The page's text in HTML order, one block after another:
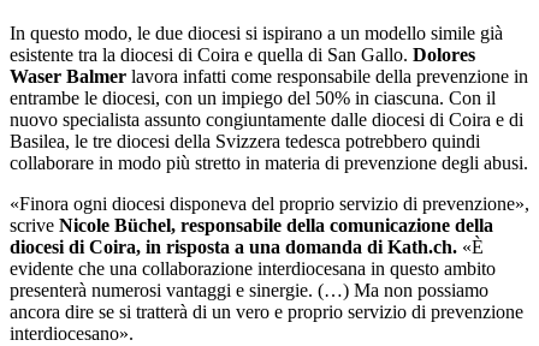
In questo modo, le due diocesi si ispirano a un modello simile già
esistente tra la diocesi di Coira e quella di San Gallo. Dolores
Waser Balmer lavora infatti come responsabile della prevenzione in
entrambe le diocesi, con un impiego del 50% in ciascuna. Con il
nuovo specialista assunto congiuntamente dalle diocesi di Coira e di
Basilea, le tre diocesi della Svizzera tedesca potrebbero quindi
collaborare in modo più stretto in materia di prevenzione degli abusi.
«Finora ogni diocesi disponeva del proprio servizio di prevenzione»,
scrive Nicole Büchel, responsabile della comunicazione della
diocesi di Coira, in risposta a una domanda di Kath.ch. «È
evidente che una collaborazione interdiocesana in questo ambito
presenterà numerosi vantaggi e sinergie. (…) Ma non possiamo
ancora dire se si tratterà di un vero e proprio servizio di prevenzione
interdiocesano».